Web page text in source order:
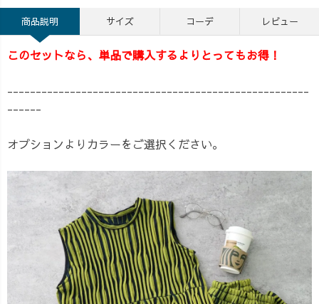
商品説明 サイズ コーデ レビュー
このセットなら、単品で購入するよりとってもお得！
-----------------------------------------------------
------
オプションよりカラーをご選択ください。